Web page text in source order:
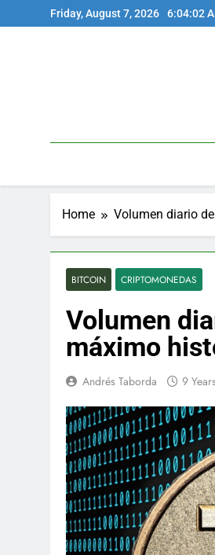
to
Friday, August 7, 2026 6:04:03
Home Volumen diario
BITCOIN CRIPTOMONEDAS
Volumen
máximo
Andrés Taborda 9